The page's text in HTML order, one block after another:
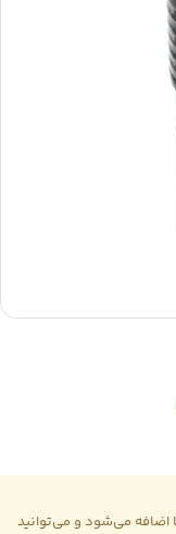
اضافه می‌شود و می‌توانید